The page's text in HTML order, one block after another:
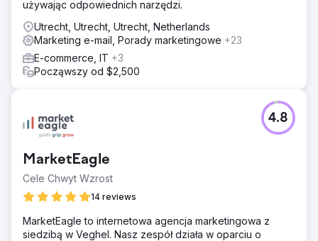
używając odpowiednich narzędzi.
Utrecht, Utrecht, Utrecht, Netherlands
Marketing e-mail, Porady marketingowe +23
E-commerce, IT +3
Począwszy od $2,500
MarketEagle
Cele Chwyt Wzrost
14 reviews
4.8
MarketEagle to internetowa agencja marketingowa z
siedzibą w Veghel. Nasz zespół działa w oparciu o